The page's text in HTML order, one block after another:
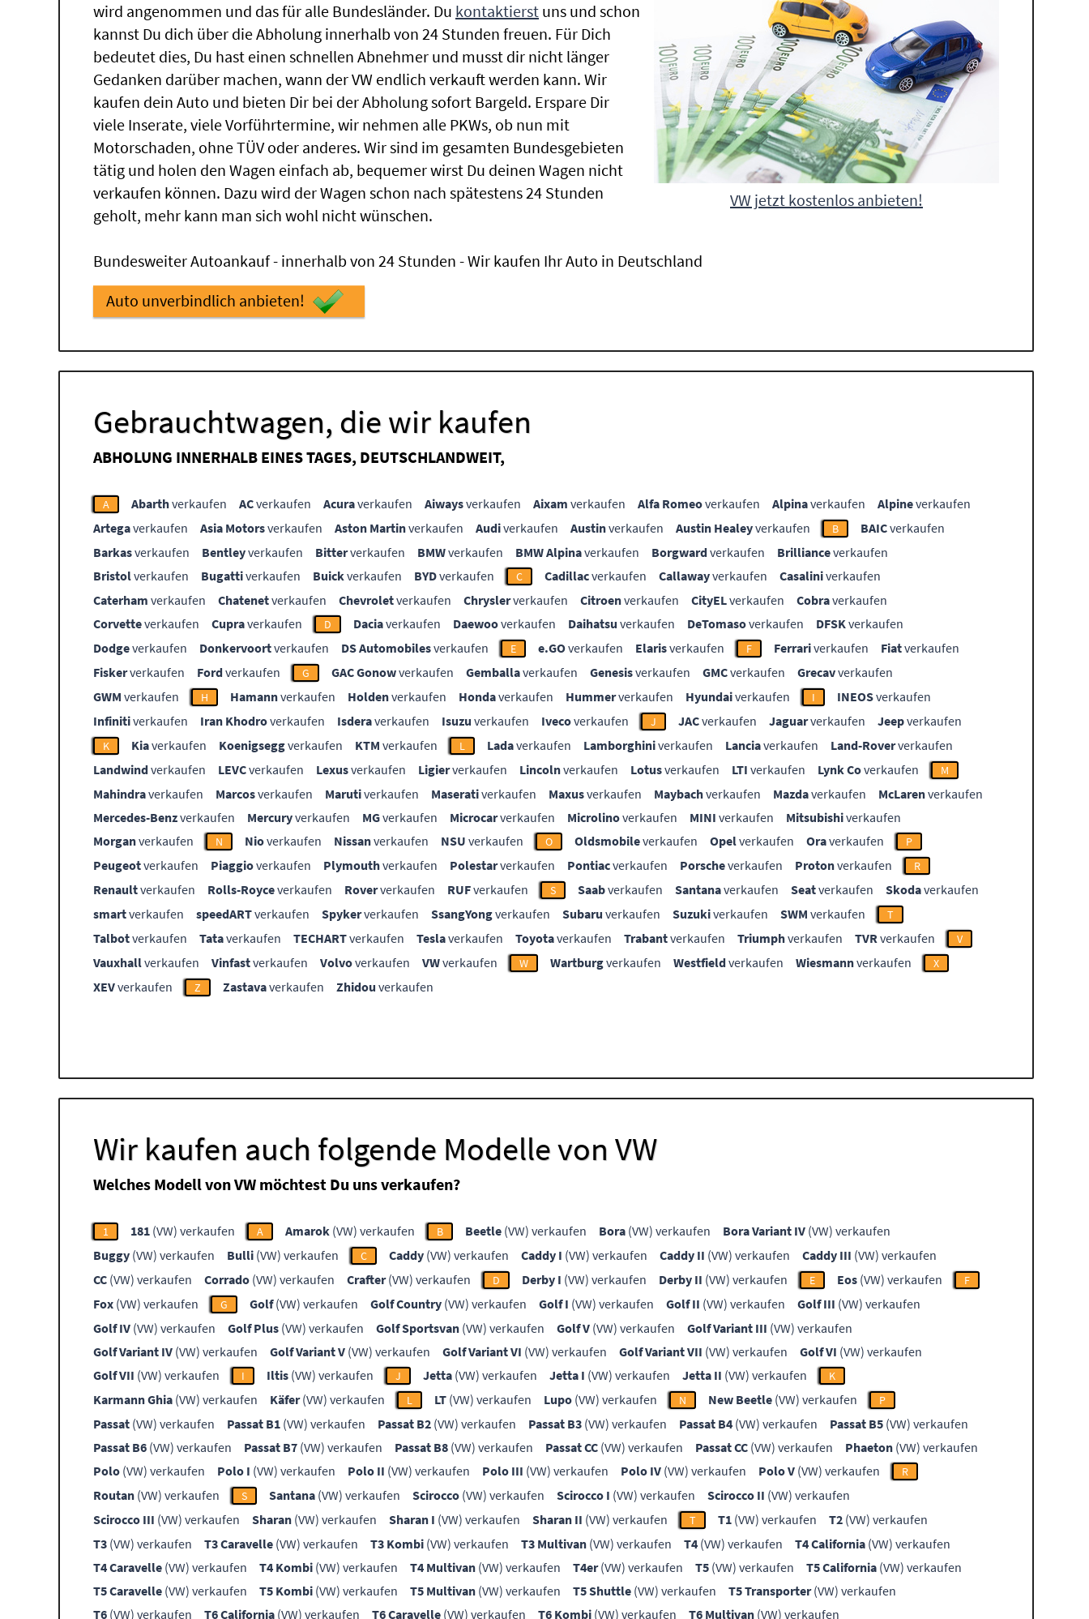
VW jetzt kostenlos anbieten!
wird angenommen und das für alle Bundesländer. Du kontaktierst uns und schon
kannst Du dich über die Abholung innerhalb von 24 Stunden freuen. Für Dich
bedeutet dies, Du hast einen schnellen Abnehmer und musst dir nicht länger
Gedanken darüber machen, wann der VW endlich verkauft werden kann. Wir
kaufen dein Auto und bieten Dir bei der Abholung sofort Bargeld. Erspare Dir
viele Inserate, viele Vorführtermine, wir nehmen alle PKWs, ob nun mit
Motorschaden, ohne TÜV oder anderes. Wir sind im gesamten Bundesgebieten
tätig und holen den Wagen einfach ab, bequemer wirst Du deinen Wagen nicht
verkaufen können. Dazu wird der Wagen schon nach spätestens 24 Stunden
geholt, mehr kann man sich wohl nicht wünschen.
Bundesweiter Autoankauf - innerhalb von 24 Stunden - Wir kaufen Ihr Auto in Deutschland
Auto unverbindlich anbieten!
Gebrauchtwagen, die wir kaufen
ABHOLUNG INNERHALB EINES TAGES, DEUTSCHLANDWEIT,
A Abarthverkaufen ACverkaufen Acuraverkaufen Aiwaysverkaufen Aixam verkaufen Alfa Romeoverkaufen Alpinaverkaufen Alpineverkaufen
Artegaverkaufen Asia Motorsverkaufen Aston Martinverkaufen Audiverkaufen Austinverkaufen Austin Healeyverkaufen B BAICverkaufen
Barkasverkaufen Bentleyverkaufen Bitterverkaufen BMWverkaufen BMW Alpinaverkaufen Borgwardverkaufen Brillianceverkaufen
Bristolverkaufen Bugattiverkaufen Buickverkaufen BYDverkaufen C Cadillacverkaufen Callawayverkaufen Casaliniverkaufen
Caterham verkaufen Chatenetverkaufen Chevroletverkaufen Chryslerverkaufen Citroenverkaufen CityELverkaufen Cobraverkaufen
Corvetteverkaufen Cupraverkaufen D Daciaverkaufen Daewooverkaufen Daihatsu verkaufen DeTomasoverkaufen DFSKverkaufen
Dodgeverkaufen Donkervoortverkaufen DS Automobilesverkaufen E e.GOverkaufen Elarisverkaufen F Ferrariverkaufen Fiatverkaufen
Fiskerverkaufen Fordverkaufen G GAC Gonowverkaufen Gemballaverkaufen Genesisverkaufen GMCverkaufen Grecavverkaufen
GWM verkaufen H Hamannverkaufen Holdenverkaufen Hondaverkaufen Hummerverkaufen Hyundaiverkaufen I INEOSverkaufen
Infinitiverkaufen Iran Khodroverkaufen Isderaverkaufen Isuzu verkaufen Ivecoverkaufen J JACverkaufen Jaguarverkaufen Jeepverkaufen
K Kiaverkaufen Koenigseggverkaufen KTM verkaufen L Ladaverkaufen Lamborghiniverkaufen Lanciaverkaufen Land-Roververkaufen
Landwindverkaufen LEVCverkaufen Lexusverkaufen Ligierverkaufen Lincolnverkaufen Lotusverkaufen LTI verkaufen Lynk Coverkaufen M
Mahindraverkaufen Marcosverkaufen Marutiverkaufen Maserativerkaufen Maxusverkaufen Maybachverkaufen Mazdaverkaufen McLarenverkaufen
Mercedes-Benzverkaufen Mercuryverkaufen MGverkaufen Microcarverkaufen Microlinoverkaufen MINI verkaufen Mitsubishiverkaufen
Morganverkaufen N Nioverkaufen Nissanverkaufen NSU verkaufen O Oldsmobileverkaufen Opelverkaufen Oraverkaufen P
Peugeotverkaufen Piaggioverkaufen Plymouthverkaufen Polestarverkaufen Pontiacverkaufen Porscheverkaufen Protonverkaufen R
Renaultverkaufen Rolls-Royceverkaufen Roververkaufen RUFverkaufen S Saabverkaufen Santanaverkaufen Seatverkaufen Skodaverkaufen
smartverkaufen speedARTverkaufen Spykerverkaufen SsangYongverkaufen Subaru verkaufen Suzukiverkaufen SWM verkaufen T
Talbotverkaufen Tataverkaufen TECHARTverkaufen Teslaverkaufen Toyotaverkaufen Trabantverkaufen Triumphverkaufen TVRverkaufen V
Vauxhallverkaufen Vinfastverkaufen Volvoverkaufen VWverkaufen W Wartburgverkaufen Westfieldverkaufen Wiesmannverkaufen X
XEVverkaufen Z Zastavaverkaufen Zhidou verkaufen
Wir kaufen auch folgende Modelle von VW
Welches Modell von VW möchtest Du uns verkaufen?
1 181 (VW) verkaufen A Amarok (VW) verkaufen B Beetle (VW) verkaufen Bora (VW) verkaufen Bora Variant IV (VW) verkaufen
Buggy (VW) verkaufen Bulli (VW) verkaufen C Caddy (VW) verkaufen Caddy I (VW) verkaufen Caddy II (VW) verkaufen Caddy III (VW) verkaufen
CC (VW) verkaufen Corrado (VW) verkaufen Crafter(VW) verkaufen D Derby I (VW) verkaufen Derby II (VW) verkaufen E Eos (VW) verkaufen F
Fox (VW) verkaufen G Golf(VW) verkaufen Golf Country (VW) verkaufen Golf I (VW) verkaufen Golf II (VW) verkaufen Golf III (VW) verkaufen
Golf IV (VW) verkaufen Golf Plus (VW) verkaufen Golf Sportsvan (VW) verkaufen Golf V (VW) verkaufen Golf Variant III (VW) verkaufen
Golf Variant IV (VW) verkaufen Golf Variant V (VW) verkaufen Golf Variant VI (VW) verkaufen Golf Variant VII (VW) verkaufen Golf VI (VW) verkaufen
Golf VII (VW) verkaufen I Iltis (VW) verkaufen J Jetta (VW) verkaufen Jetta I (VW) verkaufen Jetta II (VW) verkaufen K
Karmann Ghia (VW) verkaufen Käfer(VW) verkaufen L LT (VW) verkaufen Lupo (VW) verkaufen N New Beetle (VW) verkaufen P
Passat (VW) verkaufen Passat B1 (VW) verkaufen Passat B2 (VW) verkaufen Passat B3 (VW) verkaufen Passat B4 (VW) verkaufen Passat B5 (VW) verkaufen
Passat B6 (VW) verkaufen Passat B7 (VW) verkaufen Passat B8 (VW) verkaufen Passat CC (VW) verkaufen Passat CC (VW) verkaufen Phaeton (VW) verkaufen
Polo (VW) verkaufen Polo I (VW) verkaufen Polo II (VW) verkaufen Polo III (VW) verkaufen Polo IV (VW) verkaufen Polo V (VW) verkaufen R
Routan (VW) verkaufen S Santana (VW) verkaufen Scirocco (VW) verkaufen Scirocco I (VW) verkaufen Scirocco II (VW) verkaufen
Scirocco III (VW) verkaufen Sharan (VW) verkaufen Sharan I (VW) verkaufen Sharan II (VW) verkaufen T T1 (VW) verkaufen T2 (VW) verkaufen
T3 (VW) verkaufen T3 Caravelle (VW) verkaufen T3 Kombi (VW) verkaufen T3 Multivan (VW) verkaufen T4 (VW) verkaufen T4 California (VW) verkaufen
T4 Caravelle (VW) verkaufen T4 Kombi (VW) verkaufen T4 Multivan (VW) verkaufen T4er(VW) verkaufen T5 (VW) verkaufen T5 California (VW) verkaufen
T5 Caravelle (VW) verkaufen T5 Kombi (VW) verkaufen T5 Multivan (VW) verkaufen T5 Shuttle (VW) verkaufen T5 Transporter(VW) verkaufen
T6 (VW) verkaufen T6 California (VW) verkaufen T6 Caravelle (VW) verkaufen T6 Kombi (VW) verkaufen T6 Multivan (VW) verkaufen